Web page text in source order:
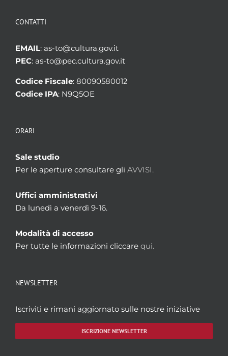
CONTATTI
EMAIL: as-to@cultura.gov.it
PEC: as-to@pec.cultura.gov.it
Codice Fiscale: 80090580012
Codice IPA: N9Q5OE
ORARI
Sale studio
Per le aperture consultare gli AVVISI.
Uffici amministrativi
Da lunedì a venerdì 9-16.
Modalità di accesso
Per tutte le informazioni cliccare qui.
NEWSLETTER
Iscriviti e rimani aggiornato sulle nostre iniziative
ISCRIZIONE NEWSLETTER